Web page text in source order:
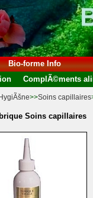
Bio-forme Info
ComplÃ©ments
HygiÃšne>>Soins capillaires
Soins capillaires